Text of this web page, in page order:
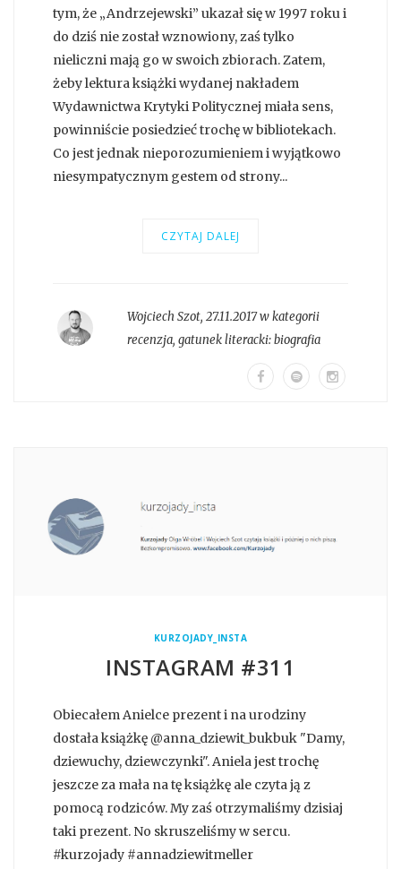
tym, że „Andrzejewski” ukazał się w 1997 roku i
do dziś nie został wznowiony, zaś tylko
nieliczni mają go w swoich zbiorach. Zatem,
żeby lektura książki wydanej nakładem
Wydawnictwa Krytyki Politycznej miała sens,
powinniście posiedzieć trochę w bibliotekach.
Co jest jednak nieporozumieniem i wyjątkowo
niesympatycznym gestem od strony...
CZYTAJ DALEJ
Wojciech Szot, 27.11.2017 w kategorii
recenzja, gatunek literacki:biografia
KURZOJADY_INSTA
INSTAGRAM #311
Obiecałem Anielce prezent i na urodziny
dostała książkę @anna_dziewit_bukbuk "Damy,
dziewuchy, dziewczynki". Aniela jest trochę
jeszcze za mała na tę książkę ale czyta ją z
pomocą rodziców. My zaś otrzymaliśmy dzisiaj
taki prezent. No skruszeliśmy w sercu.
#kurzojady #annadziewitmeller